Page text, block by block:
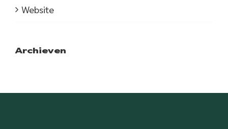
Website
Archieven